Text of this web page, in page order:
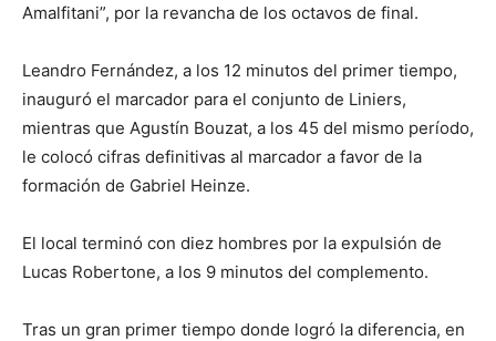
Amalfitani”, por la revancha de los octavos de final.
Leandro Fernández, a los 12 minutos del primer tiempo,
inauguró el marcador para el conjunto de Liniers,
mientras que Agustín Bouzat, a los 45 del mismo período,
le colocó cifras definitivas al marcador a favor de la
formación de Gabriel Heinze.
El local terminó con diez hombres por la expulsión de
Lucas Robertone, a los 9 minutos del complemento.
Tras un gran primer tiempo donde logró la diferencia, en